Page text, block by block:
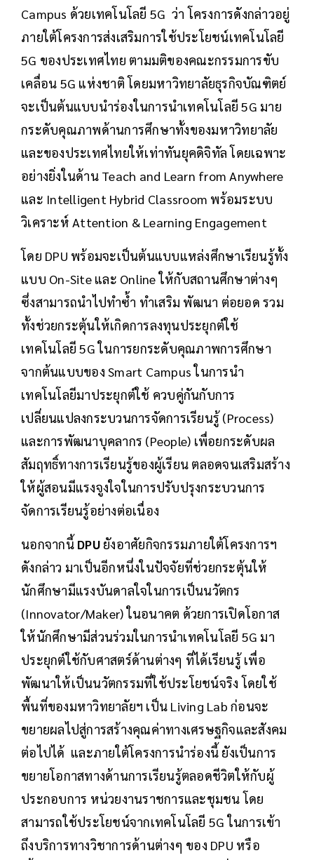
Campus ด้วยเทคโนโลยี 5G ว่า โครงการดังกล่าวอยู่
ภายใต้โครงการส่งเสริมการใช้ประโยชน์เทคโนโลยี
5G ของประเทศไทย ตามมติของคณะกรรมการขับ
เคลื่อน 5G แห่งชาติ โดยมหาวิทยาลัยธุรกิจบัณฑิตย์
จะเป็นต้นแบบนำร่องในการนำเทคโนโลยี 5G มาย
กระดับคุณภาพด้านการศึกษาทั้งของมหาวิทยาลัย
และของประเทศไทยให้เท่าทันยุคดิจิทัล โดยเฉพาะ
อย่างยิ่งในด้าน Teach and Learn from Anywhere
และ Intelligent Hybrid Classroom พร้อมระบบ
วิเคราะห์ Attention & Learning Engagement
โดย DPU พร้อมจะเป็นต้นแบบแหล่งศึกษาเรียนรู้ทั้ง
แบบ On-Site และ Online ให้กับสถานศึกษาต่างๆ
ซึ่งสามารถนําไปทำซ้ำ ทำเสริม พัฒนา ต่อยอด รวม
ทั้งช่วยกระตุ้นให้เกิดการลงทุนประยุกต์ใช้
เทคโนโลยี 5G ในการยกระดับคุณภาพการศึกษา
จากต้นแบบของ Smart Campus ในการนำ
เทคโนโลยีมาประยุกต์ใช้ ควบคู่กันกับการ
เปลี่ยนแปลงกระบวนการจัดการเรียนรู้ (Process)
และการพัฒนาบุคลากร (People) เพื่อยกระดับผล
สัมฤทธิ์ทางการเรียนรู้ของผู้เรียน ตลอดจนเสริมสร้าง
ให้ผู้สอนมีแรงจูงใจในการปรับปรุงกระบวนการ
จัดการเรียนรู้อย่างต่อเนื่อง
นอกจากนี้ DPUยังอาศัยกิจกรรมภายใต้โครงการฯ
ดังกล่าว มาเป็นอีกหนึ่งในปัจจัยที่ช่วยกระตุ้นให้
นักศึกษามีแรงบันดาลใจในการเป็นนวัตกร
(Innovator/Maker) ในอนาคต ด้วยการเปิดโอกาส
ให้นักศึกษามีส่วนร่วมในการนำเทคโนโลยี 5G มา
ประยุกต์ใช้กับศาสตร์ด้านต่างๆ ที่ได้เรียนรู้ เพื่อ
พัฒนาให้เป็นนวัตกรรมที่ใช้ประโยชน์จริง โดยใช้
พื้นที่ของมหาวิทยาลัยฯ เป็น Living Lab ก่อนจะ
ขยายผลไปสู่การสร้างคุณค่าทางเศรษฐกิจและสังคม
ต่อไปได้ และภายใต้โครงการนำร่องนี้ ยังเป็นการ
ขยายโอกาสทางด้านการเรียนรู้ตลอดชีวิตให้กับผู้
ประกอบการ หน่วยงานราชการและชุมชน โดย
สามารถใช้ประโยชน์จากเทคโนโลยี 5G ในการเข้า
ถึงบริการทางวิชาการด้านต่างๆ ของ DPU หรือ